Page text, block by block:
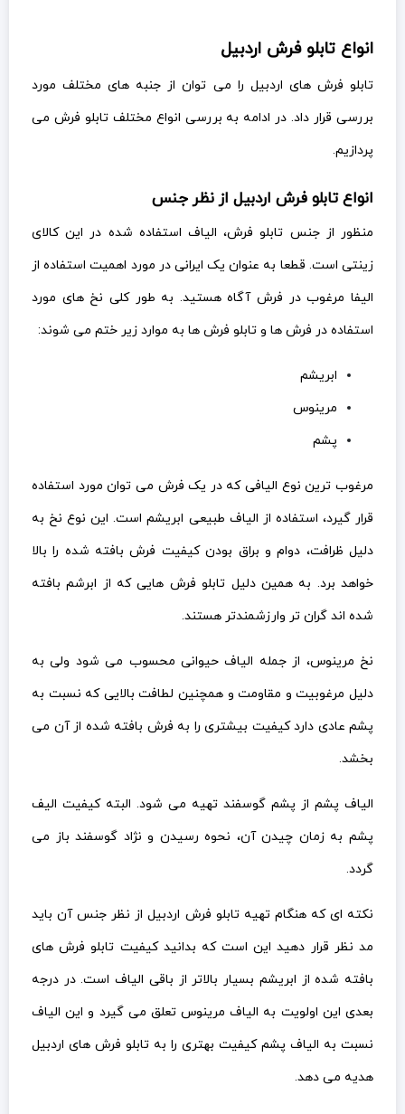
انواع تابلو فرش اردبیل
تابلو فرش های اردبیل را می توان از جنبه های مختلف مورد
بررسی قرار داد. در ادامه به بررسی انواع مختلف تابلو فرش می
پردازیم.
انواع تابلو فرش اردبیل از نظر جنس
منظور از جنس تابلو فرش، الیاف استفاده شده در این کالای
زینتی است. قطعا به عنوان یک ایرانی در مورد اهمیت استفاده از
الیفا مرغوب در فرش آگاه هستید. به طور کلی نخ های مورد
استفاده در فرش ها و تابلو فرش ها به موارد زیر ختم می شوند:
ابریشم
مرینوس
پشم
مرغوب ترین نوع الیافی که در یک فرش می توان مورد استفاده
قرار گیرد، استفاده از الیاف طبیعی ابریشم است. این نوع نخ به
دلیل ظرافت، دوام و براق بودن کیفیت فرش بافته شده را بالا
خواهد برد. به همین دلیل تابلو فرش هایی که از ابرشم بافته
شده اند گران تر وارزشمندتر هستند.
نخ مرینوس، از جمله الیاف حیوانی محسوب می شود ولی به
دلیل مرغوبیت و مقاومت و همچنین لطافت بالایی که نسبت به
پشم عادی دارد کیفیت بیشتری را به فرش بافته شده از آن می
بخشد.
الیاف پشم از پشم گوسفند تهیه می شود. البته کیفیت الیف
پشم به زمان چیدن آن، نحوه رسیدن و نژاد گوسفند باز می
گردد.
نکته ای که هنگام تهیه تابلو فرش اردبیل از نظر جنس آن باید
مد نظر قرار دهید این است که بدانید کیفیت تابلو فرش های
بافته شده از ابریشم بسیار بالاتر از باقی الیاف است. در درجه
بعدی این اولویت به الیاف مرینوس تعلق می گیرد و این الیاف
نسبت به الیاف پشم کیفیت بهتری را به تابلو فرش های اردبیل
هدیه می دهد.